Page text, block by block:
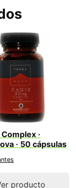
·
· 50 cápsulas
producto